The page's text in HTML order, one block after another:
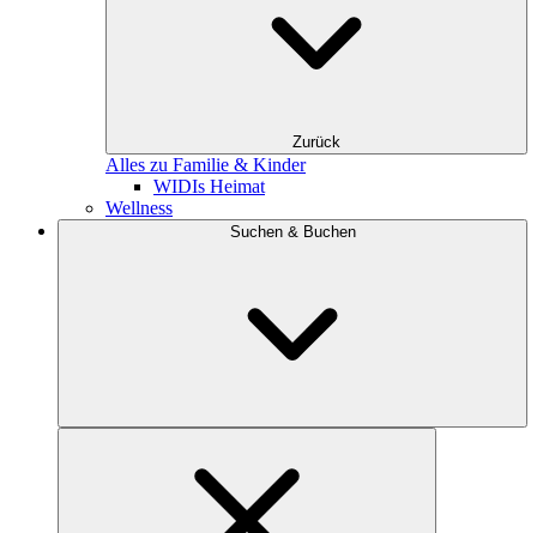
Zurück
Alles zu Familie & Kinder
WIDIs Heimat
Wellness
Suchen & Buchen